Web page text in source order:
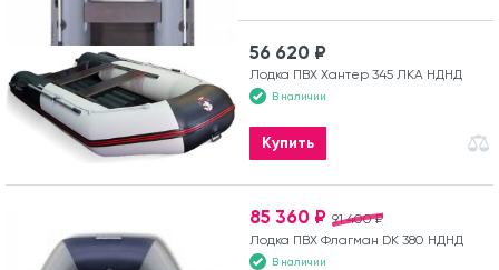
56 620 ₽
Лодка ПВХ Хантер 345 ЛКА НДНД
В наличии
Купить
91 400 ₽
85 360 ₽
Лодка ПВХ Флагман DK 380 НДНД
В наличии